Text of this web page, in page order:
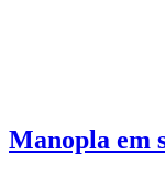
Manopla em